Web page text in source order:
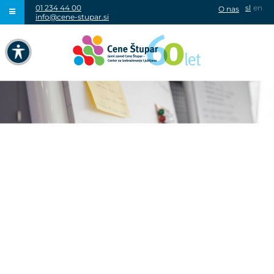
NAVIGACIJA PREKO TIPKOVNICE
IZKLJUČI ANIMACIJE
01 234 44 00
info@cene-stupar.si
sl en
O nas